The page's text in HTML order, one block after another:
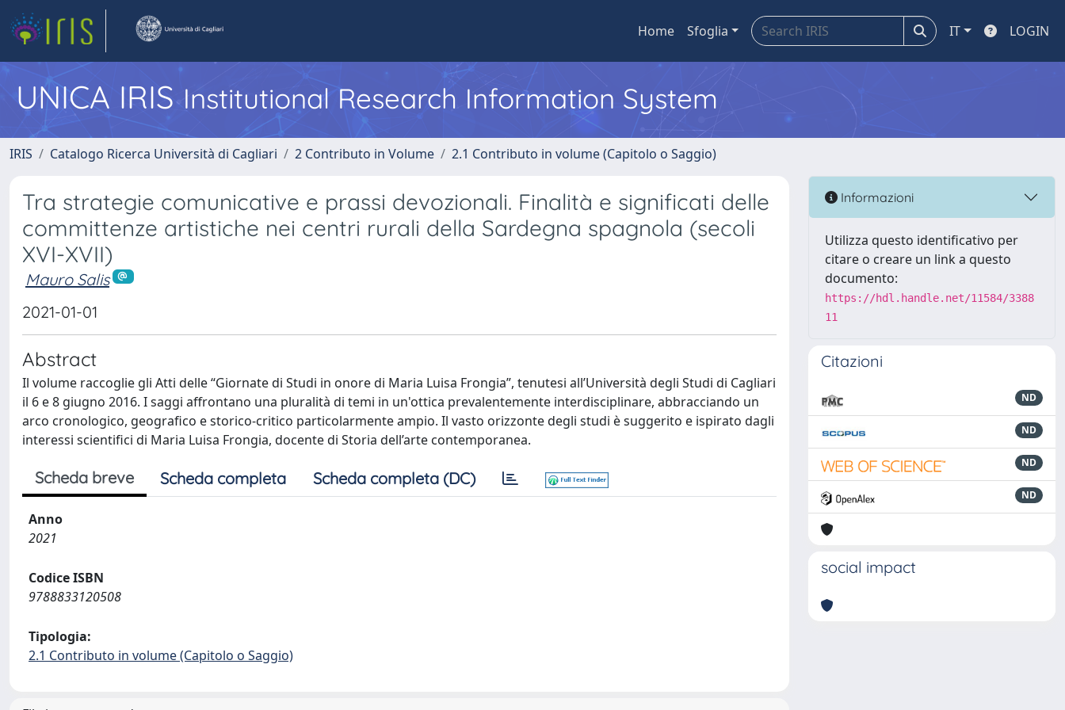
Home Sfoglia IT LOGIN
UNICA IRISInstitutional Research Information System
IRIS Catalogo Ricerca Università di Cagliari 2 Contributo in Volume 2.1 Contributo in volume (Capitolo o Saggio)
Tra strategie comunicative e prassi devozionali. Finalità e significati delle
committenze artistiche nei centri rurali della Sardegna spagnola (secoli
XVI-XVII)
Mauro Salis
2021-01-01
Abstract
Il volume raccoglie gli Atti delle “Giornate di Studi in onore di Maria Luisa Frongia”, tenutesi all’Università degli Studi di Cagliari
il 6 e 8 giugno 2016. I saggi affrontano una pluralità di temi in un'ottica prevalentemente interdisciplinare, abbracciando un
arco cronologico, geografico e storico-critico particolarmente ampio. Il vasto orizzonte degli studi è suggerito e ispirato dagli
interessi scientifici di Maria Luisa Frongia, docente di Storia dell’arte contemporanea.
Scheda breve Scheda completa Scheda completa (DC)
Anno
2021
Codice ISBN
9788833120508
Tipologia:
2.1 Contributo in volume (Capitolo o Saggio)
Informazioni
Utilizza questo identificativo per
citare o creare un link a questo
documento:
https://hdl.handle.net/11584/3388
11
Citazioni
ND
ND
ND
ND
social impact